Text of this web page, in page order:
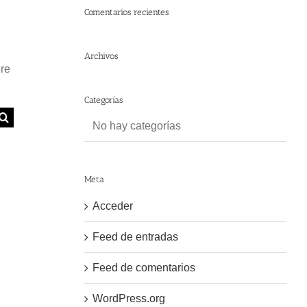
Comentarios recientes
Archivos
Categorías
No hay categorías
Meta
Acceder
Feed de entradas
Feed de comentarios
WordPress.org